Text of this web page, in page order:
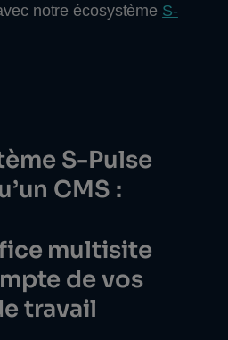
notre écosystème S-
S-Pulse
CMS :
multisite
de vos
travail